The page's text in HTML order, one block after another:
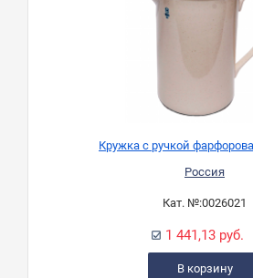
Кружка с ручкой
Россия
Кат. №:0026021
1 441,13 руб.
В корзину